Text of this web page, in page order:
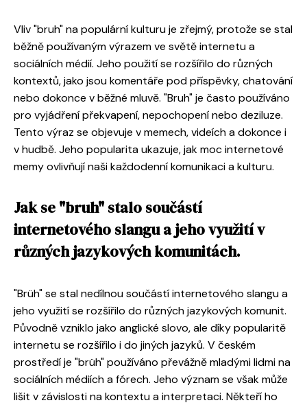
Vliv "bruh" na populární kulturu je zřejmý, protože se stal
běžně používaným výrazem ve světě internetu a
sociálních médií. Jeho použití se rozšířilo do různých
kontextů, jako jsou komentáře pod příspěvky, chatování
nebo dokonce v běžné mluvě. "Bruh" je často používáno
pro vyjádření překvapení, nepochopení nebo deziluze.
Tento výraz se objevuje v memech, videích a dokonce i
v hudbě. Jeho popularita ukazuje, jak moc internetové
memy ovlivňují naši každodenní komunikaci a kulturu.
Jak se "bruh" stalo součástí
internetového slangu a jeho využití v
různých jazykových komunitách.
"Brüh" se stal nedílnou součástí internetového slangu a
jeho využití se rozšířilo do různých jazykových komunit.
Původně vzniklo jako anglické slovo, ale díky popularitě
internetu se rozšířilo i do jiných jazyků. V českém
prostředí je "brüh" používáno převážně mladými lidmi na
sociálních médiích a fórech. Jeho význam se však může
lišit v závislosti na kontextu a interpretaci. Někteří ho